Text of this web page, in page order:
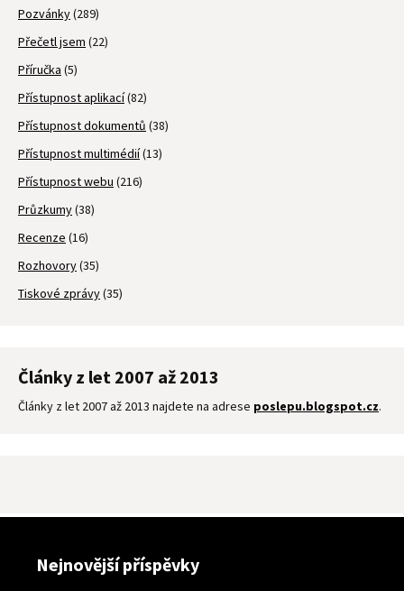
Pozvánky(289)
Přečetl jsem (22)
Příručka (5)
Přístupnost aplikací(82)
Přístupnost dokumentů (38)
Přístupnost multimédií(13)
Přístupnost webu (216)
Průzkumy(38)
Recenze (16)
Rozhovory(35)
Tiskové zprávy(35)
Články z let 2007 až 2013
Články z let 2007 až 2013 najdete na adrese poslepu.blogspot.cz.
Nejnovější příspěvky